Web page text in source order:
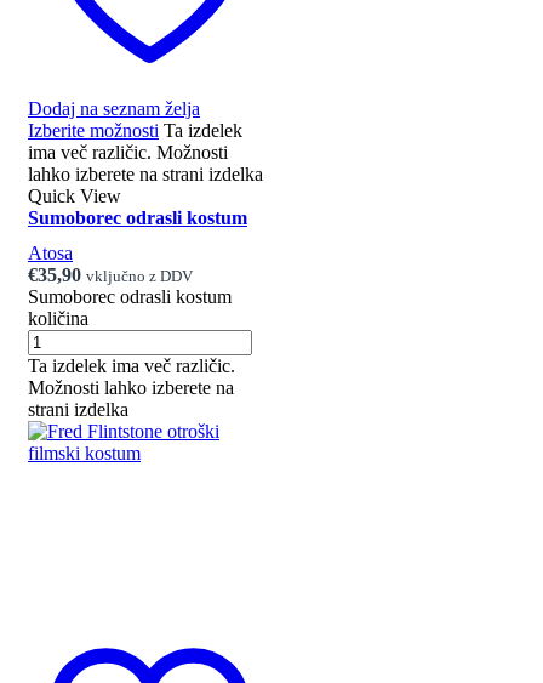
Dodaj na seznam želja
Izberite možnosti Ta izdelek
ima več različic. Možnosti
lahko izberete na strani izdelka
Quick View
Sumoborec odrasli kostum
Atosa
€35,90 vključno z DDV
Sumoborec odrasli kostum
količina
Ta izdelek ima več različic.
Možnosti lahko izberete na
strani izdelka